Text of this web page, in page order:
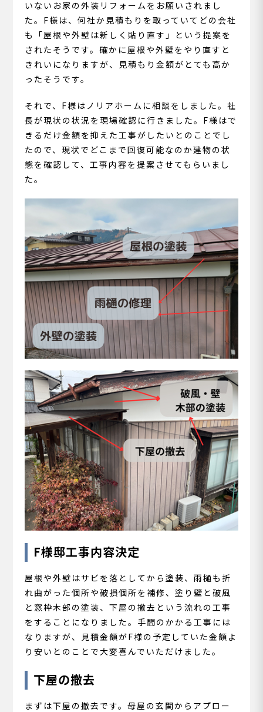
いないお家の外装リフォームをお願いされまし
た。F様は、何社か見積もりを取っていてどの会社
も「屋根や外壁は新しく貼り直す」という提案を
されたそうです。確かに屋根や外壁をやり直すと
きれいになりますが、見積もり金額がとても高か
ったそうです。
それで、F様はノリアホームに相談をしました。社
長が現状の状況を現場確認に行きました。F様はで
きるだけ金額を抑えた工事がしたいとのことでし
たので、現状でどこまで回復可能なのか建物の状
態を確認して、工事内容を提案させてもらいまし
た。
F様邸工事内容決定
屋根や外壁はサビを落としてから塗装、雨樋も折
れ曲がった個所や破損個所を補修、塗り壁と破風
と窓枠木部の塗装、下屋の撤去という流れの工事
をすることになりました。手間のかかる工事には
なりますが、見積金額がF様の予定していた金額よ
り安いとのことで大変喜んでいただけました。
下屋の撤去
まずは下屋の撤去です。母屋の玄関からアプロー